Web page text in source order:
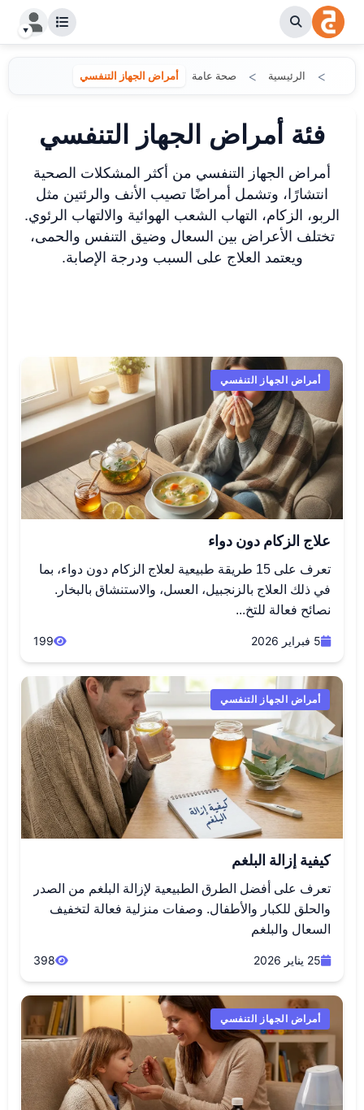
أمراض الجهاز التنفسي صحة عامة الرئيسية
فئة أمراض الجهاز التنفسي
أمراض الجهاز التنفسي من أكثر المشكلات الصحية
انتشارًا، وتشمل أمراضًا تصيب الأنف والرئتين مثل
الربو، الزكام، التهاب الشعب الهوائية والالتهاب الرئوي.
تختلف الأعراض بين السعال وضيق التنفس والحمى،
ويعتمد العلاج على السبب ودرجة الإصابة.
أمراض الجهاز التنفسي
علاج الزكام دون دواء
تعرف على 15 طريقة طبيعية لعلاج الزكام دون دواء، بما
في ذلك العلاج بالزنجبيل، العسل، والاستنشاق بالبخار.
نصائح فعالة للتخ...
5 فبراير 2026 199
أمراض الجهاز التنفسي
كيفية إزالة البلغم
تعرف على أفضل الطرق الطبيعية لإزالة البلغم من الصدر
والحلق للكبار والأطفال. وصفات منزلية فعالة لتخفيف
السعال والبلغم
25 يناير 2026 398
أمراض الجهاز التنفسي